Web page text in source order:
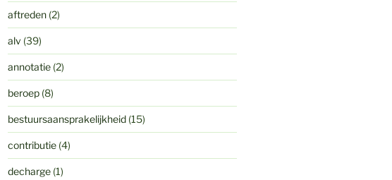
aftreden(2)
alv (39)
annotatie(2)
beroep(8)
bestuursaansprakelijkheid(15)
contributie(4)
decharge(1)